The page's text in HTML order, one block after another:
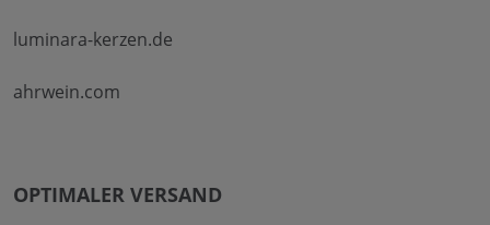
luminara-kerzen.de
ahrwein.com
OPTIMALER VERSAND